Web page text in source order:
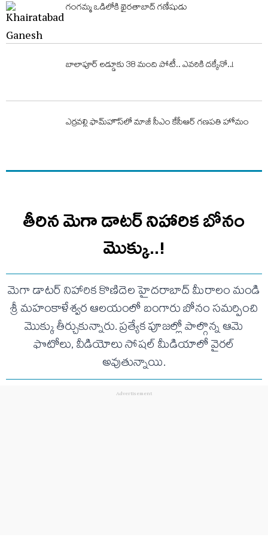
గంగమ్మ ఒడిలోకి ఖైరతాబాద్ గణేషుడు
బాలాపూర్ ల‌డ్డూకు 38 మంది పోటీ.. ఎవ‌రికి ద‌క్కేనో..!
ఎర్రవల్లి ఫామ్‌హౌస్‌లో మాజీ సీఎం కేసీఆర్‌ గణపతి హోమం
తీరిన మెగా డాటర్ నిహారిక బోనం
మొక్కు..!
మెగా డాటర్ నిహారిక కొణిదెల హైదరాబాద్ మీరాలం మండి
శ్రీ మహంకాళేశ్వర ఆలయంలో బంగారు బోనం సమర్పించి
మొక్కు తీర్చుకున్నారు. ప్రత్యేక పూజల్లో పాల్గొన్న ఆమె
ఫొటోలు, వీడియోలు సోషల్ మీడియాలో వైరల్
అవుతున్నాయి.